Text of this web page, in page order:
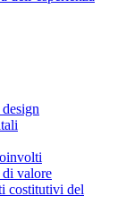
di valore
costitutivi del